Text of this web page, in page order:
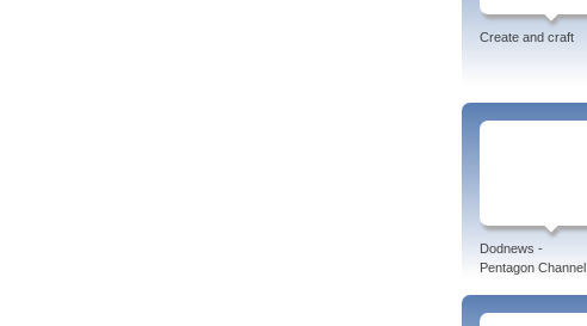
Create and craft
Dodnews -
Pentagon Channel